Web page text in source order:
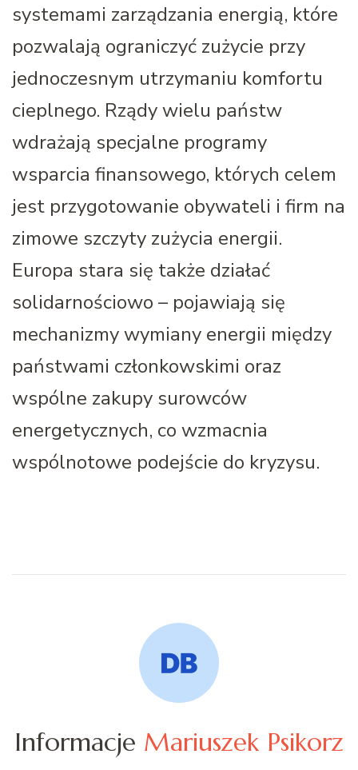
systemami zarządzania energią, które
pozwalają ograniczyć zużycie przy
jednoczesnym utrzymaniu komfortu
cieplnego. Rządy wielu państw
wdrażają specjalne programy
wsparcia finansowego, których celem
jest przygotowanie obywateli i firm na
zimowe szczyty zużycia energii.
Europa stara się także działać
solidarnościowo – pojawiają się
mechanizmy wymiany energii między
państwami członkowskimi oraz
wspólne zakupy surowców
energetycznych, co wzmacnia
wspólnotowe podejście do kryzysu.
Informacje Mariuszek Psikorz